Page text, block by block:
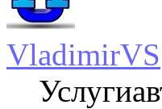
VladimirVS